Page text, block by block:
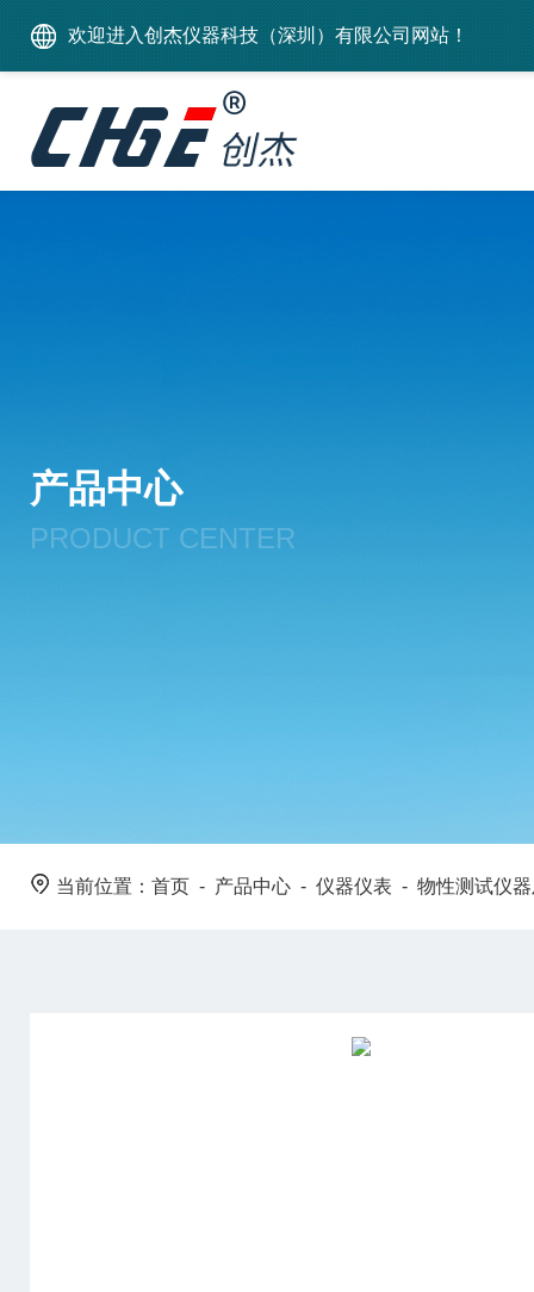
欢迎进入创杰仪器科技（深圳）有限公司网站！
产品中心
PRODUCT CENTER
当前位置： 首页 - 产品中心 - 仪器仪表 - 物性测试仪